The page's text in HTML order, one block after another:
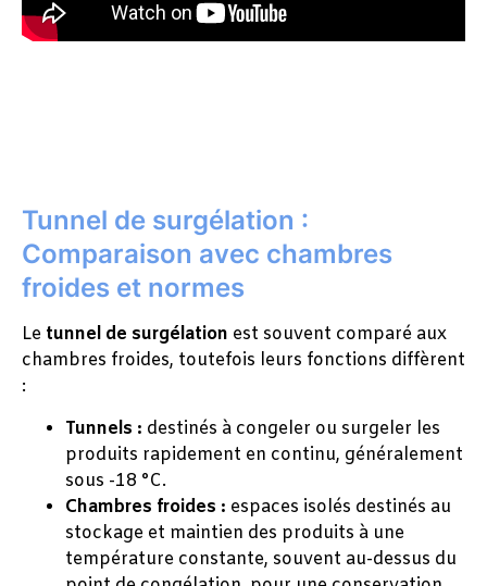
Tunnel de surgélation :
Comparaison avec chambres
froides et normes
Le tunnel de surgélation est souvent comparé aux
chambres froides, toutefois leurs fonctions diffèrent
:
Tunnels : destinés à congeler ou surgeler les
produits rapidement en continu, généralement
sous -18 °C.
Chambres froides : espaces isolés destinés au
stockage et maintien des produits à une
température constante, souvent au-dessus du